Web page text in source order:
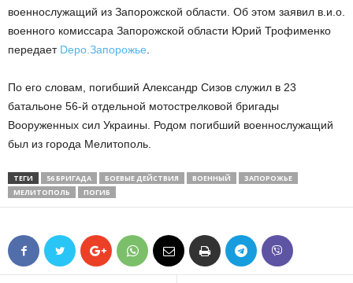
военнослужащий из Запорожской области. Об этом заявил в.и.о.
военного комиссара Запорожской области Юрий Трофименко
передает Depo.Запорожье
По его словам, погибший Александр Сизов служил в 23
батальоне 56-й отдельной мотострелковой бригады
Вооруженных сил Украины. Родом погибший военнослужащий
был из города Мелитополь.
ТЕГИ 56 БРИГАДА БОЕВЫЕ ДЕЙСТВИЯ ВОЕННЫЙ
ЗАПОРОЖЬЕ
МЕЛИТОПОЛЬ
ПОГИБ